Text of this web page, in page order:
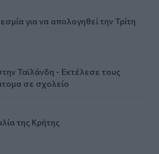
για να απολογηθεί την Τρίτη
Ταϊλάνδη - Εκτέλεσε τους
σε σχολείο
της Κρήτης